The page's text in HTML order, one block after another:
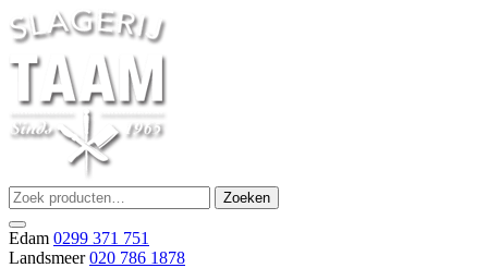
Ga
naar
inhoud
Slagerij Taam
slager
Zoeken
naar:
Zoeken
Edam 0299 371 751
Landsmeer 020 786 1878